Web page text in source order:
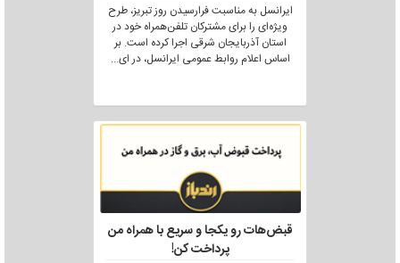
ایرانسل به مناسبت فرارسیدن روز تبریز، طرح
ویژه‌ای را برای مشترکان تلفن‌همراه خود در
استان آذربایجان شرقی اجرا کرده است. بر
اساس اعلام روابط عمومی ایرانسل، در ای...
قبض‌هات رو یکجا و سریع با همراه من
پرداخت کن!